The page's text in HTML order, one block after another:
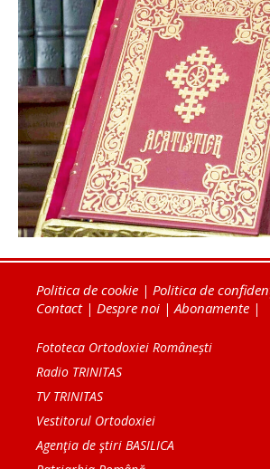
Politica de cookie | Politica de
Contact| Despre noi |Abonamente |
Fototeca Ortodoxiei Românești
Radio TRINITAS
TV TRINITAS
Vestitorul Ortodoxiei
Agenţia de ştiri BASILICA